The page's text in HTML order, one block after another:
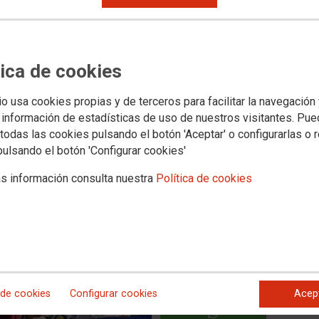
de cookies
usa cookies propias y de terceros para facilitar la navegación
de estadísticas de uso de nuestros visitantes.
las cookies pulsando el botón 'Aceptar' o configurarlas o
el botón 'Configurar cookies'
información consulta nuestra Política de cookies
cookies Configurar cookies
campaña” de la
patologías de origen
obligaciones económicas
y acciones judiciales llevadas a cabo por CCOO están
dolencias